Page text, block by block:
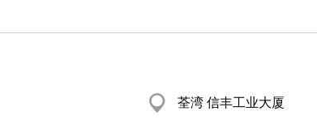
荃湾 信丰工业大厦